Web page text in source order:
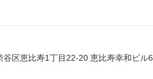
区恵比寿1丁目22-20 恵比寿幸和ビル